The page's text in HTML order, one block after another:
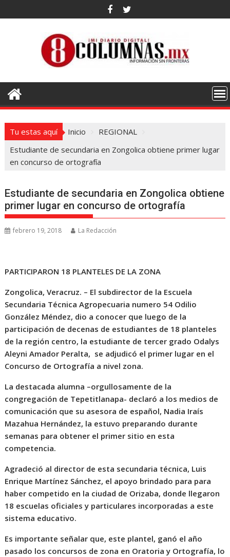
al
Tu estas aquí Inicio
REGIONAL
Estudiante de secundaria en Zongolica obtiene primer lugar
en concurso de ortografía
Estudiante de secundaria en Zongolica obtiene
primer lugar en concurso de ortografía
febrero 19, 2018 La Redacción
PARTICIPARON 18 PLANTELES DE LA ZONA
Zongolica, Veracruz. – El subdirector de la Escuela
Secundaria Técnica Agropecuaria numero 54 Odilio
González Méndez, dio a conocer que luego de la
participación de decenas de estudiantes de 18 planteles
de la región centro, la estudiante de tercer grado Odalys
Aleyni Amador Peralta, se adjudicó el primer lugar en el
Concurso de Ortografía a nivel zona.
La destacada alumna –orgullosamente de la
congregación de Tepetitlanapa- declaró a los medios de
comunicación que su asesora de español, Nadia Iraís
Mazahua Hernández, la estuvo preparando durante
semanas para obtener el primer sitio en esta
competencia.
Agradeció al director de esta secundaria técnica, Luis
Enrique Martínez Sánchez, el apoyo brindado para para
haber competido en la ciudad de Orizaba, donde llegaron
18 escuelas oficiales y particulares incorporadas a este
sistema educativo.
Es importante señalar que, este plantel, ganó el año
pasado los concursos de zona en Oratoria y Ortografía, lo